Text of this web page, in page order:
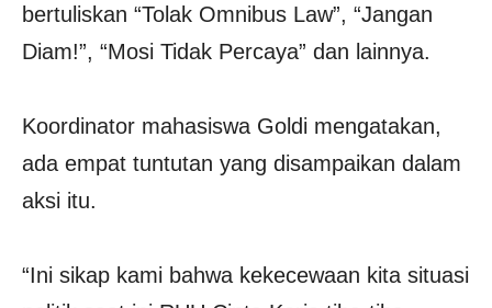
bertuliskan “Tolak Omnibus Law”, “Jangan
Diam!”, “Mosi Tidak Percaya” dan lainnya.
Koordinator mahasiswa Goldi mengatakan,
ada empat tuntutan yang disampaikan dalam
aksi itu.
“Ini sikap kami bahwa kekecewaan kita situasi